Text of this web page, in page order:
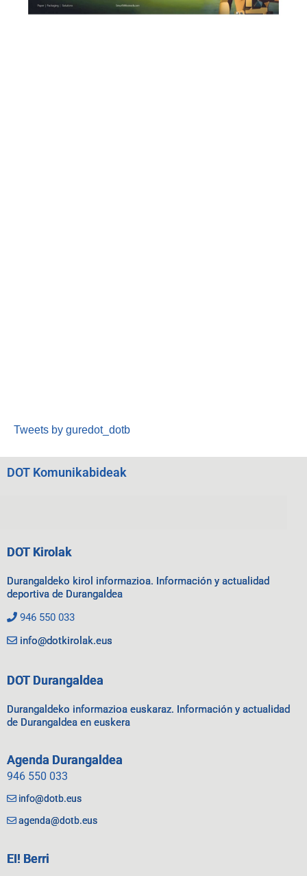
Tweets by guredot_dotb
DOT Komunikabideak
DOT Kirolak
Durangaldeko kirol informazioa. Información y actualidad
deportiva de Durangaldea
946 550 033
info@dotkirolak.eus
DOT Durangaldea
Durangaldeko informazioa euskaraz. Información y actualidad
de Durangaldea en euskera
Agenda Durangaldea
946 550 033
info@dotb.eus
agenda@dotb.eus
EI! Berri